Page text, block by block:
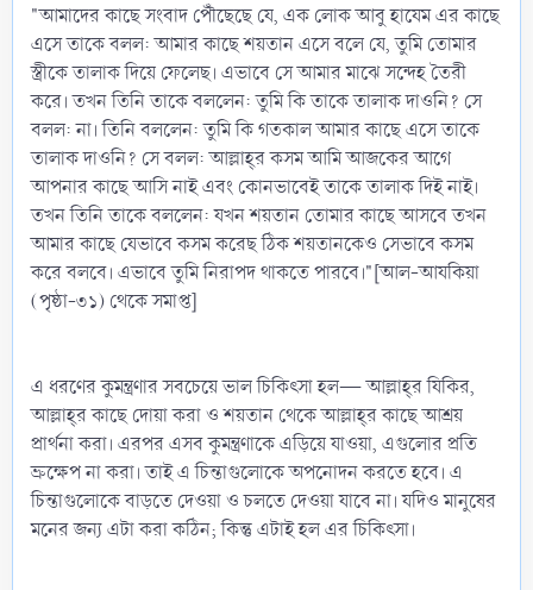
"আমাদের কাছে সংবাদ পৌঁছেছে যে, এক লোক আবু হাযেম এর কাছে
এসে তাকে বলল: আমার কাছে শয়তান এসে বলে যে, তুমি তোমার
স্ত্রীকে তালাক দিয়ে ফেলেছ। এভাবে সে আমার মাঝে সন্দেহ তৈরী
করে। তখন তিনি তাকে বললেন: তুমি কি তাকে তালাক দাওনি? সে
বলল: না। তিনি বললেন: তুমি কি গতকাল আমার কাছে এসে তাকে
তালাক দাওনি? সে বলল: আল্লাহ্‌র কসম আমি আজকের আগে
আপনার কাছে আসি নাই এবং কোনভাবেই তাকে তালাক দিই নাই।
তখন তিনি তাকে বললেন: যখন শয়তান তোমার কাছে আসবে তখন
আমার কাছে যেভাবে কসম করেছ ঠিক শয়তানকেও সেভাবে কসম
করে বলবে। এভাবে তুমি নিরাপদ থাকতে পারবে।"[আল-আযকিয়া
(পৃষ্ঠা-৩১) থেকে সমাপ্ত]
এ ধরণের কুমন্ত্রণার সবচেয়ে ভাল চিকিৎসা হল— আল্লাহ্‌র যিকির,
আল্লাহ্‌র কাছে দোয়া করা ও শয়তান থেকে আল্লাহ্‌র কাছে আশ্রয়
প্রার্থনা করা। এরপর এসব কুমন্ত্রণাকে এড়িয়ে যাওয়া, এগুলোর প্রতি
ভ্রুক্ষেপ না করা। তাই এ চিন্তাগুলোকে অপনোদন করতে হবে। এ
চিন্তাগুলোকে বাড়তে দেওয়া ও চলতে দেওয়া যাবে না। যদিও মানুষের
মনের জন্য এটা করা কঠিন; কিন্তু এটাই হল এর চিকিৎসা।